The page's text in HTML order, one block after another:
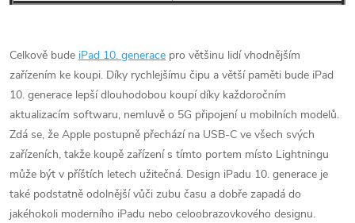
Celkově bude iPad 10. generace pro většinu lidí vhodnějším
zařízením ke koupi. Díky rychlejšímu čipu a větší paměti bude iPad
10. generace lepší dlouhodobou koupí díky každoročním
aktualizacím softwaru, nemluvě o 5G připojení u mobilních modelů.
Zdá se, že Apple postupně přechází na USB-C ve všech svých
zařízeních, takže koupě zařízení s tímto portem místo Lightningu
může být v příštích letech užitečná. Design iPadu 10. generace je
také podstatně odolnější vůči zubu času a dobře zapadá do
jakéhokoli moderního iPadu nebo celoobrazovkového designu.